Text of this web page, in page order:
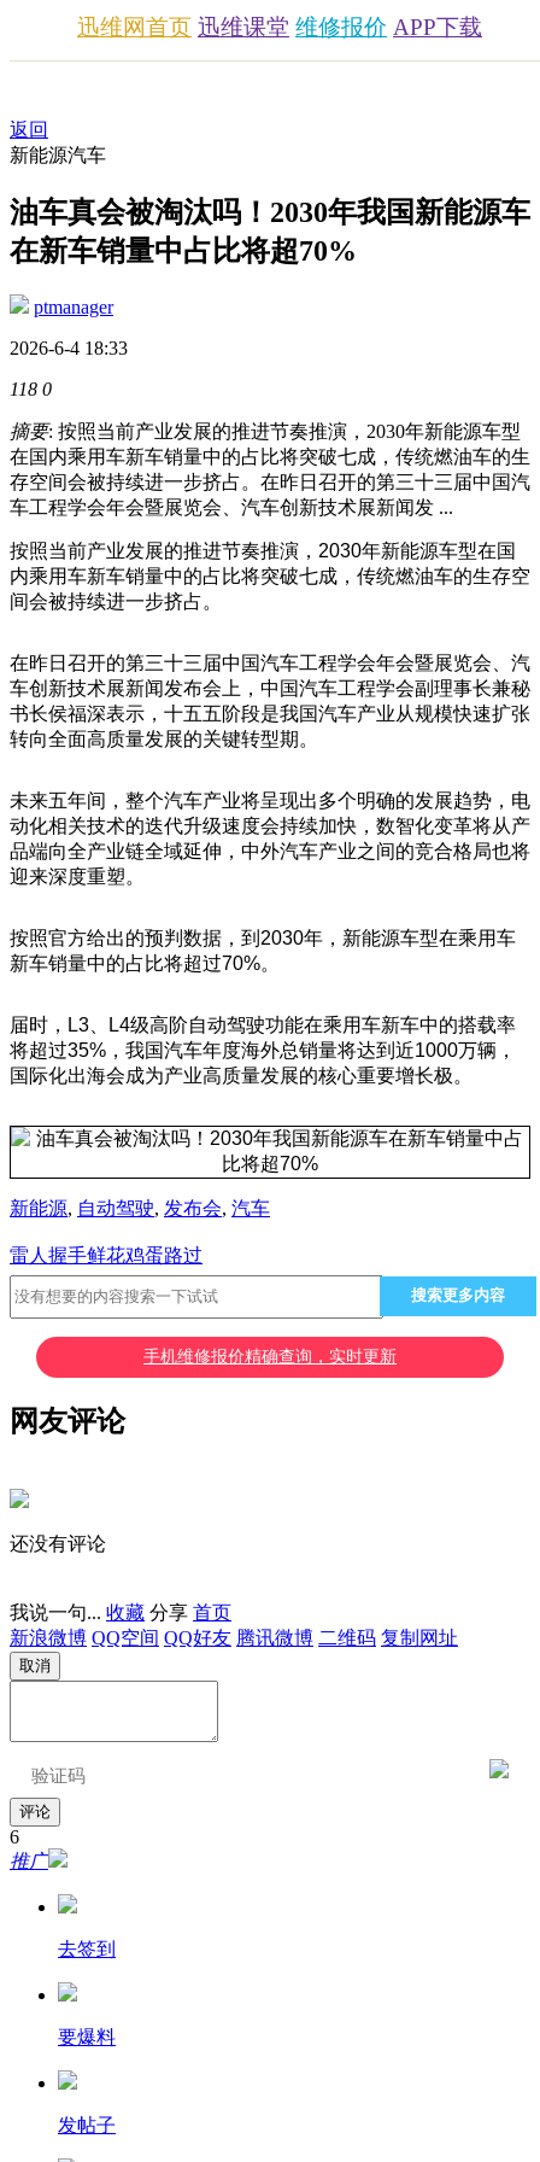
迅维网首页 迅维课堂 维修报价 APP下载
返回
新能源汽车
油车真会被淘汰吗！2030年我国新能源车
在新车销量中占比将超70%
ptmanager
2026-6-4 18:33
118 0
摘要: 按照当前产业发展的推进节奏推演，2030年新能源车型
在国内乘用车新车销量中的占比将突破七成，传统燃油车的生
存空间会被持续进一步挤占。在昨日召开的第三十三届中国汽
车工程学会年会暨展览会、汽车创新技术展新闻发 ...
按照当前产业发展的推进节奏推演，2030年新能源车型在国
内乘用车新车销量中的占比将突破七成，传统燃油车的生存空
间会被持续进一步挤占。
在昨日召开的第三十三届中国汽车工程学会年会暨展览会、汽
车创新技术展新闻发布会上，中国汽车工程学会副理事长兼秘
书长侯福深表示，十五五阶段是我国汽车产业从规模快速扩张
转向全面高质量发展的关键转型期。
未来五年间，整个汽车产业将呈现出多个明确的发展趋势，电
动化相关技术的迭代升级速度会持续加快，数智化变革将从产
品端向全产业链全域延伸，中外汽车产业之间的竞合格局也将
迎来深度重塑。
按照官方给出的预判数据，到2030年，新能源车型在乘用车
新车销量中的占比将超过70%。
届时，L3、L4级高阶自动驾驶功能在乘用车新车中的搭载率
将超过35%，我国汽车年度海外总销量将达到近1000万辆，
国际化出海会成为产业高质量发展的核心重要增长极。
新能源, 自动驾驶, 发布会, 汽车
雷人 握手鲜花鸡蛋路过
搜索更多内容
手机维修报价精确查询，实时更新
网友评论
还没有评论
我说一句... 收藏 分享 首页
新浪微博 QQ空间 QQ好友 腾讯微博 二维码 复制网址
取消
评论
6
推广
去签到
要爆料
发帖子